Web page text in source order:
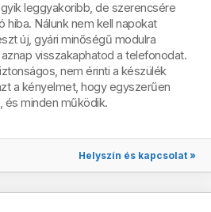
leggyakoribb, de szerencsére
hiba. Nálunk nem kell napokat
új, gyári minőségű modulra
visszakaphatod a telefonodat.
nem érinti a készülék
a kényelmet, hogy egyszerűen
és minden működik.
Helyszín és kapcsolat »